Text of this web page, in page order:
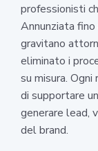
professionisti
Annunziata
gravitano
eliminato i
su misura. Ogni
di supportare
generare lead,
del brand.